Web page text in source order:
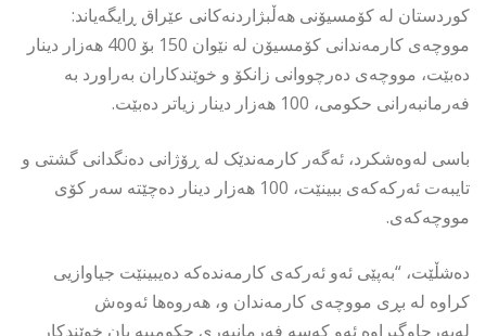
کوردستان لە کۆمسیۆنی هەڵبژاردنەکانی عێراق ڕایگەیاند:
مووچەی کارمەندانی کۆمسیۆن لە نێوان 150 بۆ 400 هەزار دینار
دەبێت، مووچەی دەرچووانی زانکۆ و خوێندکاران بەراورد بە
فەرمانبەرانی حکومی، 100 هەزار دینار زیاتر دەبێت.
باسی لەوەشکرد، ئەگەر کارمەندێک لە ڕۆژانی دەنگدانی گشتی و
تایبەت ئەرکەکەی ببینێت، 100 هەزار دینار دەچێتە سەر کۆی
مووچەکەی.
دەشڵێت، “بەپێی ئەو ئەرکەی کارمەندەکە دەیبینێت جیاوازیی
کراوە لە بڕی مووچەی کارمەندان و، هەروەها ئەوەش
لەبەرچاوگیراوە ئەو کەسە فەرمانبەری حکومییە یان خوێندکار